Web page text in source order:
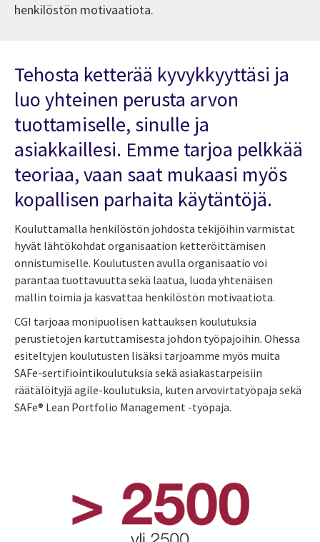
henkilöstön motivaatiota.
Tehosta ketterää kyvykkyyttäsi ja
luo yhteinen perusta arvon
tuottamiselle, sinulle ja
asiakkaillesi. Emme tarjoa pelkkää
teoriaa, vaan saat mukaasi myös
kopallisen parhaita käytäntöjä.
Kouluttamalla henkilöstön johdosta tekijöihin varmistat
hyvät lähtökohdat organisaation ketteröittämisen
onnistumiselle. Koulutusten avulla organisaatio voi
parantaa tuottavuutta sekä laatua, luoda yhtenäisen
mallin toimia ja kasvattaa henkilöstön motivaatiota.
CGI tarjoaa monipuolisen kattauksen koulutuksia
perustietojen kartuttamisesta johdon työpajoihin. Ohessa
esiteltyjen koulutusten lisäksi tarjoamme myös muita
SAFe-sertifiointikoulutuksia sekä asiakastarpeisiin
räätälöityjä agile-koulutuksia, kuten arvovirtatyöpaja sekä
SAFe® Lean Portfolio Management -työpaja.